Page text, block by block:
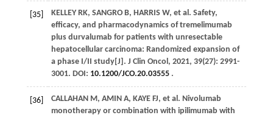
[35] KELLEY RK, SANGRO B, HARRIS W, et al. Safety,
efficacy, and pharmacodynamics of tremelimumab
plus durvalumab for patients with unresectable
hepatocellular carcinoma: Randomized expansion of
a phase I/II study[J]. J Clin Oncol, 2021, 39(27): 2991-
3001. DOI: 10.1200/JCO.20.03555.
[36] CALLAHAN M, AMIN A, KAYE FJ, et al. Nivolumab
monotherapy or combination with ipilimumab with